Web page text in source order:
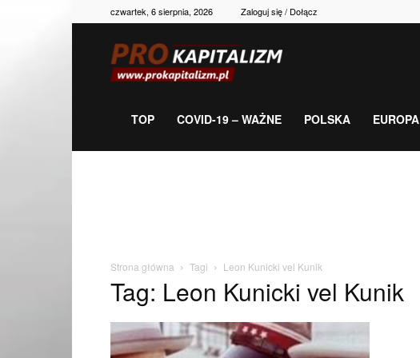
czwartek, 6 sierpnia, 2026 Zaloguj się / Dołącz
gospodarka,
TOP COVID-19 – WAŻNE POLSKA EUROPA
Strona główna Tagi Leon Kunicki vel Kunik
Tag: Leon Kunicki vel Kunik